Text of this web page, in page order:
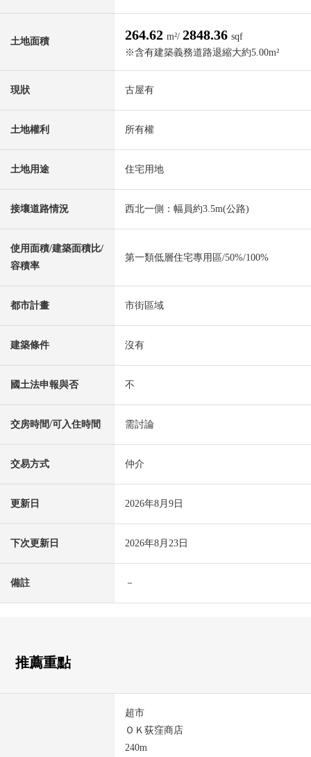
土地面積 264.62 m²/ 2848.36 sqf
※含有建築義務道路退縮大約5.00m²
現狀 古屋有
土地權利 所有權
土地用途 住宅用地
接壤道路情況 西北一側：幅員約3.5m(公路)
使用面積/建築面積比/
容積率
第一類低層住宅專用區/50%/100%
都市計畫 市街區域
建築條件 沒有
國土法申報與否 不
交房時間/可入住時間 需討論
交易方式 仲介
更新日 2026年8月9日
下次更新日 2026年8月23日
備註 －
推薦重點
超市
ＯＫ荻窪商店
240m